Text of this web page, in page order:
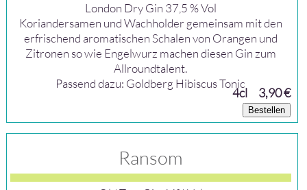
London Dry Gin 37,5 % Vol
Koriandersamen und Wachholder gemeinsam mit den
erfrischend aromatischen Schalen von Orangen und
Zitronen so wie Engelwurz machen diesen Gin zum
Allroundtalent.
Passend dazu: Goldberg Hibiscus Tonic
4cl 3,90 €
Bestellen
Ransom